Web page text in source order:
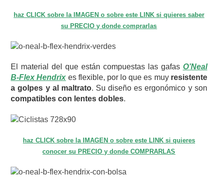
haz CLICK sobre la IMAGEN o sobre este LINK si quieres saber
su PRECIO y donde comprarlas
El material del que están compuestas las gafas O’Neal
B-Flex Hendrix es flexible, por lo que es muyresistente
a golpes y al maltrato. Su diseño es ergonómico y son
compatibles con lentes dobles.
haz CLICK sobre la IMAGEN o sobre este LINK si quieres
conocer su PRECIO y donde COMPRARLAS